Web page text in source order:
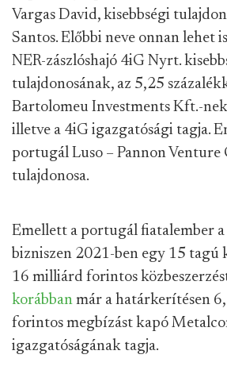
Vargas David, kisebbségi
Santos. Előbbi neve onnan lehet
NER-zászlóshajó 4iG Nyrt.
tulajdonosának, az 5,25
Bartolomeu Investments Kft.-
illetve a 4iG igazgatósági tagja.
portugál Luso – Pannon Venture
tulajdonosa.
Emellett a portugál fiatalember
bizniszen 2021-ben egy 15 tagú
16 milliárd forintos
korábban már a határkerítésen
forintos megbízást kapó
igazgatóságának tagja.